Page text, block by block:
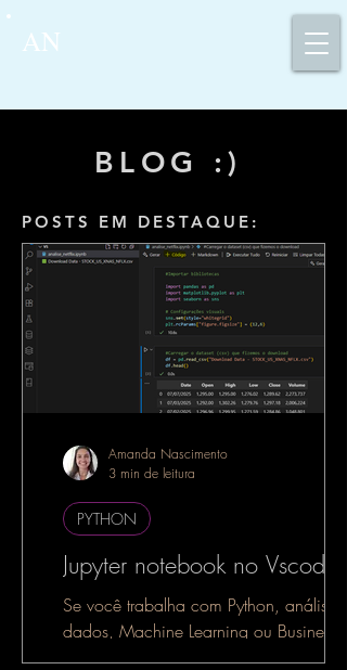
AN
BLOG :)
POSTS EM DESTAQUE:
Jupyter notebook no Vscode
Se você trabalha com Python, análise de
dados, Machine Learning ou Business
Intelligence, é muito provável que já
PYTHON
Amanda Nascimento
3 min de leitura